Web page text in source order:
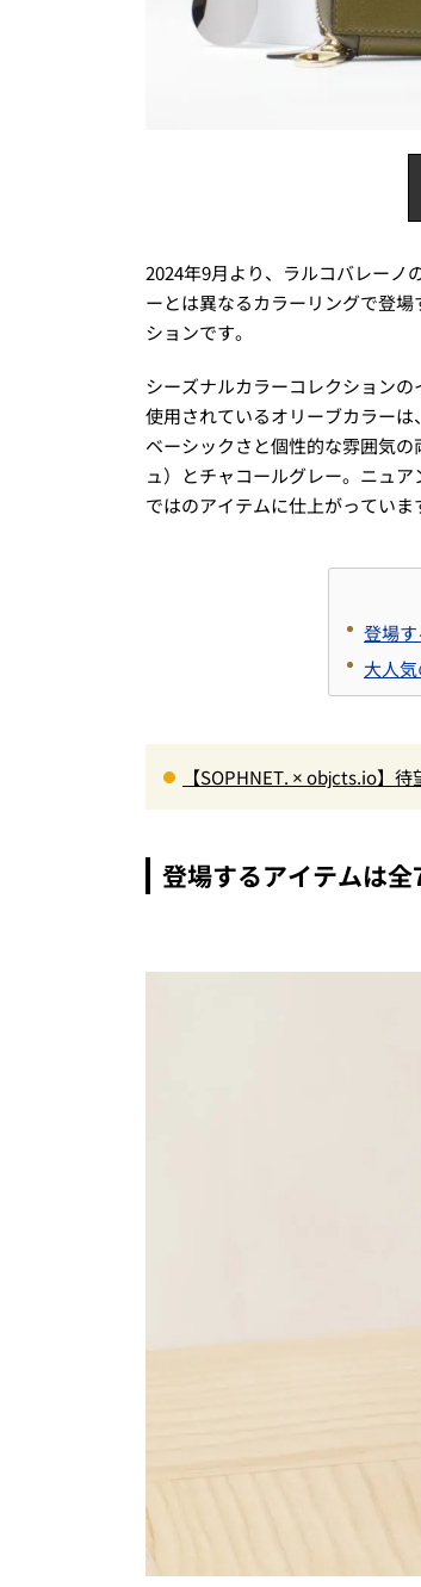
2024年9月より、ラルコバレーノ
ーとは異なるカラーリングで登
ションです。
シーズナルカラーコレクション
使用されているオリーブカラー
ベーシックさと個性的な雰囲気
ュ）とチャコールグレー。ニュ
ではのアイテムに仕上がっていま
登場
大人
【SOPHNET. × objcts.io】
登場するアイテムは